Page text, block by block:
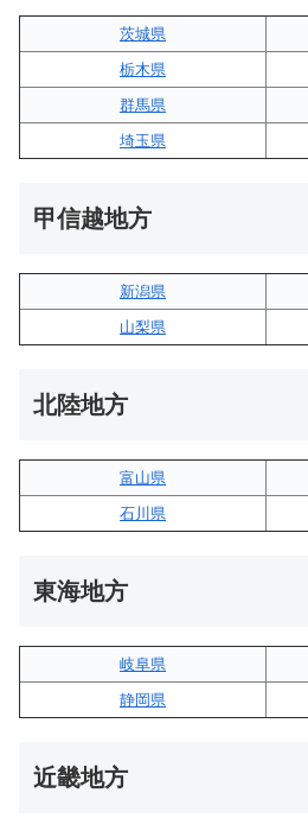
茨城県
栃木県
群馬県
埼玉県
甲信越地方
新潟県
山梨県
北陸地方
富山県
石川県
東海地方
岐阜県
静岡県
近畿地方